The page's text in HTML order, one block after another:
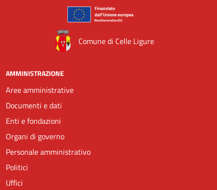
Comune di Celle Ligure
AMMINISTRAZIONE
Aree amministrative
Documenti e dati
Enti e fondazioni
Organi di governo
Personale amministrativo
Politici
Uffici